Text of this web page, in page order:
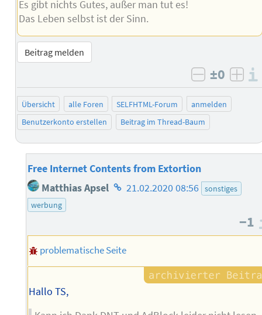
Es gibt nichts Gutes, außer man tut es!
Das Leben selbst ist der Sinn.
Beitrag melden
negativ
±0
Übersicht alle Foren SELFHTML-Forum
anmelden
Benutzerkonto erstellen
Beitrag im Thread-Baum
Free Internet Contents from Extortion
Matthias Apsel Homepage
21.02.2020 08:56 sonstiges
werbung
−1
problematische Seite
Hallo TS,